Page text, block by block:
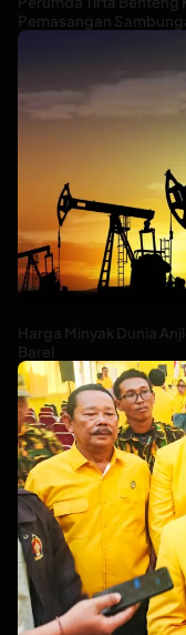
Pemasangan
Harga Minyak Dunia
Barel